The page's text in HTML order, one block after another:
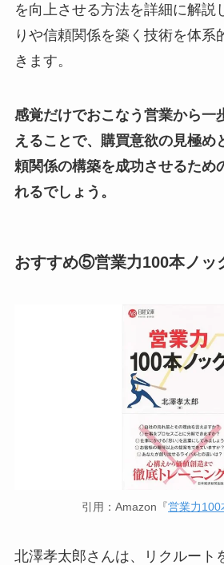
を向上させる方法を詳細に解説
りや信頼関係を築く技術を体系
きます。
感覚だけでおこなう営業から一
えることで、購買意欲の見極め
頼関係の構築を成功させるため
れるでしょう。
おすすめ⑤営業力100本ノッ
引用：Amazon『営業力100
北澤孝太郎さんは、リクルート